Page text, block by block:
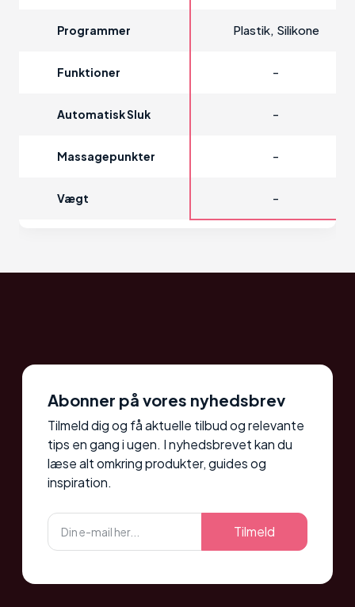
Programmer Plastik, Silikone
Funktioner -
Automatisk Sluk -
Massagepunkter -
Vægt -
Abonner på vores nyhedsbrev
Tilmeld dig og få aktuelle tilbud og relevante
tips en gang i ugen. I nyhedsbrevet kan du
læse alt omkring produkter, guides og
inspiration.
Tilmeld